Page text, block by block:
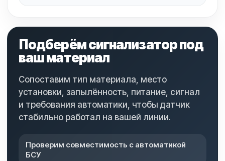
Подберём сигнализатор под
ваш материал
Сопоставим тип материала, место
установки, запылённость, питание, сигнал
и требования автоматики, чтобы датчик
стабильно работал на вашей линии.
Проверим совместимость с автоматикой
БСУ